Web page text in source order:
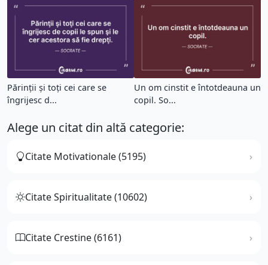
Părinţii şi toţi cei care se
îngrijesc d...
Un om cinstit e întotdeauna un
copil. So...
Alege un citat din altă categorie:
Citate Motivationale (5195)
Citate Spiritualitate (10602)
Citate Crestine (6161)